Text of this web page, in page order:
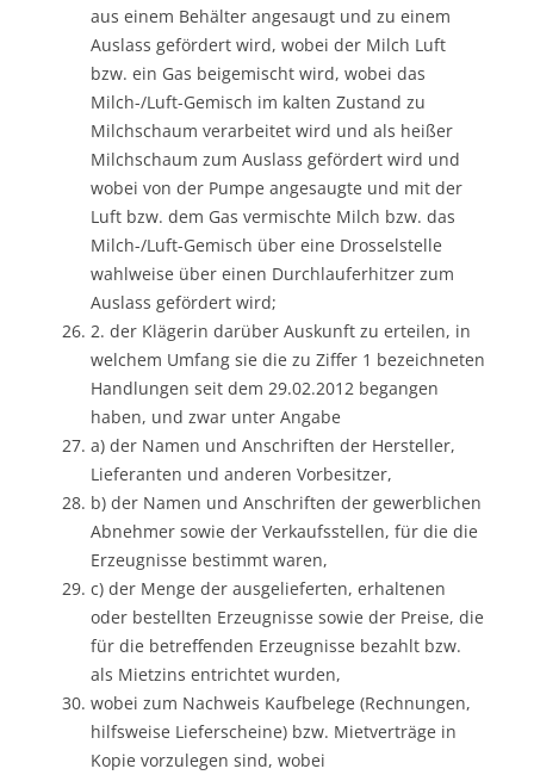
aus einem Behälter angesaugt und zu einem
Auslass gefördert wird, wobei der Milch Luft
bzw. ein Gas beigemischt wird, wobei das
Milch-/Luft-Gemisch im kalten Zustand zu
Milchschaum verarbeitet wird und als heißer
Milchschaum zum Auslass gefördert wird und
wobei von der Pumpe angesaugte und mit der
Luft bzw. dem Gas vermischte Milch bzw. das
Milch-/Luft-Gemisch über eine Drosselstelle
wahlweise über einen Durchlauferhitzer zum
Auslass gefördert wird;
2. der Klägerin darüber Auskunft zu erteilen, in
welchem Umfang sie die zu Ziffer 1 bezeichneten
Handlungen seit dem 29.02.2012 begangen
haben, und zwar unter Angabe
a) der Namen und Anschriften der Hersteller,
Lieferanten und anderen Vorbesitzer,
b) der Namen und Anschriften der gewerblichen
Abnehmer sowie der Verkaufsstellen, für die die
Erzeugnisse bestimmt waren,
c) der Menge der ausgelieferten, erhaltenen
oder bestellten Erzeugnisse sowie der Preise, die
für die betreffenden Erzeugnisse bezahlt bzw.
als Mietzins entrichtet wurden,
wobei zum Nachweis Kaufbelege (Rechnungen,
hilfsweise Lieferscheine) bzw. Mietverträge in
Kopie vorzulegen sind, wobei